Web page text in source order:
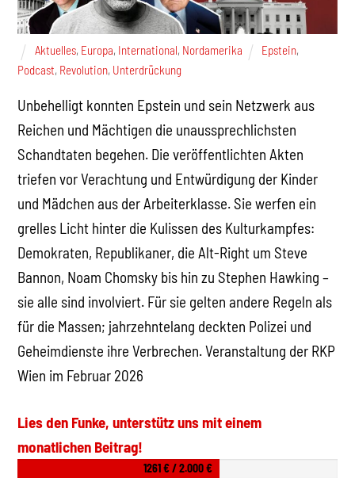
Aktuelles, Europa, International, Nordamerika Epstein,
Podcast, Revolution, Unterdrückung
Unbehelligt konnten Epstein und sein Netzwerk aus
Reichen und Mächtigen die unaussprechlichsten
Schandtaten begehen. Die veröffentlichten Akten
triefen vor Verachtung und Entwürdigung der Kinder
und Mädchen aus der Arbeiterklasse. Sie werfen ein
grelles Licht hinter die Kulissen des Kulturkampfes:
Demokraten, Republikaner, die Alt-Right um Steve
Bannon, Noam Chomsky bis hin zu Stephen Hawking –
sie alle sind involviert. Für sie gelten andere Regeln als
für die Massen; jahrzehntelang deckten Polizei und
Geheimdienste ihre Verbrechen. Veranstaltung der RKP
Wien im Februar 2026
Lies den Funke, unterstütz uns mit einem
monatlichen Beitrag!
1261 € / 2.000 €